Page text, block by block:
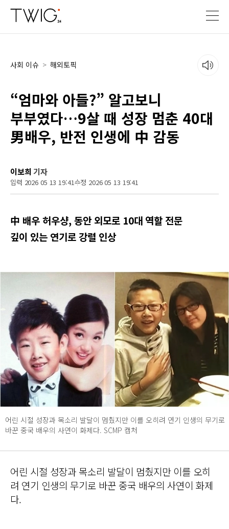
사회 이슈 > 해외토픽
“엄마와 아들?” 알고보니
부부였다…9살 때 성장 멈춘 40대
男배우, 반전 인생에 中 감동
이보희 기자
입력 2026 05 13 19:41수정 2026 05 13 19:41
中 배우 허우샹, 동안 외모로 10대 역할 전문
깊이 있는 연기로 강렬 인상
어린 시절 성장과 목소리 발달이 멈췄지만 이를 오히려 연기 인생의 무기로
바꾼 중국 배우의 사연이 화제다. SCMP 캡처
어린 시절 성장과 목소리 발달이 멈췄지만 이를 오히
려 연기 인생의 무기로 바꾼 중국 배우의 사연이 화제
다.